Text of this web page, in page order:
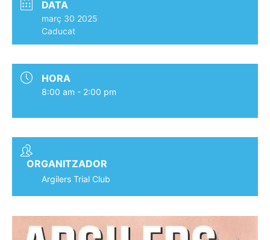
DATA
març 30 2025
Caducat
HORA
8:00 am - 2:00 pm
ORGANITZADOR
Argilers Trial Club